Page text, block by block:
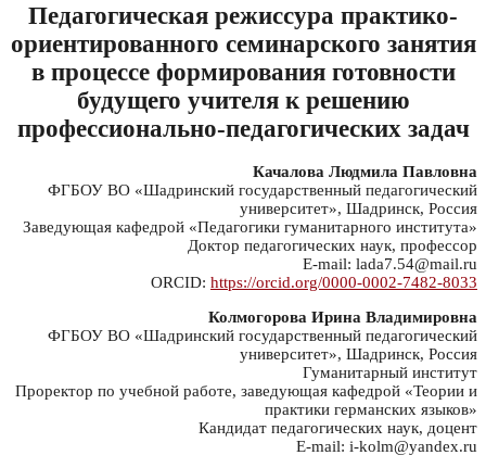
Педагогическая режиссура практико-
ориентированного семинарского занятия
в процессе формирования готовности
будущего учителя к решению
профессионально-педагогических задач
Качалова Людмила Павловна
ФГБОУ ВО «Шадринский государственный педагогический
университет», Шадринск, Россия
Заведующая кафедрой «Педагогики гуманитарного института»
Доктор педагогических наук, профессор
E-mail: lada7.54@mail.ru
ORCID: https://orcid.org/0000-0002-7482-8033
Колмогорова Ирина Владимировна
ФГБОУ ВО «Шадринский государственный педагогический
университет», Шадринск, Россия
Гуманитарный институт
Проректор по учебной работе, заведующая кафедрой «Теории и
практики германских языков»
Кандидат педагогических наук, доцент
E-mail: i-kolm@yandex.ru